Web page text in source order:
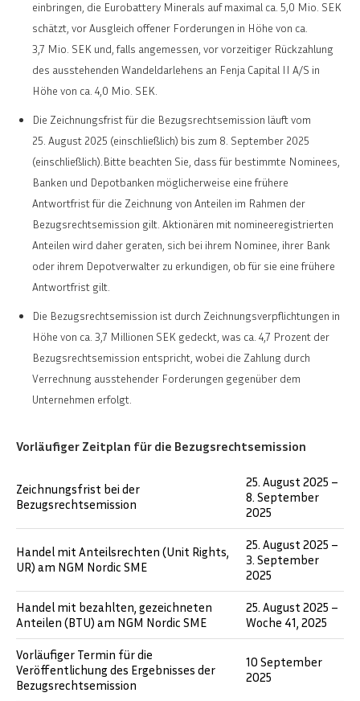
einbringen, die Eurobattery Minerals auf maximal ca. 5,0 Mio. SEK
schätzt, vor Ausgleich offener Forderungen in Höhe von ca.
3,7 Mio. SEK und, falls angemessen, vor vorzeitiger Rückzahlung
des ausstehenden Wandeldarlehens an Fenja Capital II A/S in
Höhe von ca. 4,0 Mio. SEK.
Die Zeichnungsfrist für die Bezugsrechtsemission läuft vom
25. August 2025 (einschließlich) bis zum 8. September 2025
(einschließlich).Bitte beachten Sie, dass für bestimmte Nominees,
Banken und Depotbanken möglicherweise eine frühere
Antwortfrist für die Zeichnung von Anteilen im Rahmen der
Bezugsrechtsemission gilt. Aktionären mit nomineeregistrierten
Anteilen wird daher geraten, sich bei ihrem Nominee, ihrer Bank
oder ihrem Depotverwalter zu erkundigen, ob für sie eine frühere
Antwortfrist gilt.
Die Bezugsrechtsemission ist durch Zeichnungsverpflichtungen in
Höhe von ca. 3,7 Millionen SEK gedeckt, was ca. 4,7 Prozent der
Bezugsrechtsemission entspricht, wobei die Zahlung durch
Verrechnung ausstehender Forderungen gegenüber dem
Unternehmen erfolgt.
Vorläufiger Zeitplan für die Bezugsrechtsemission
Zeichnungsfrist bei der
Bezugsrechtsemission
25. August 2025 –
8. September
2025
Handel mit Anteilsrechten (Unit Rights,
UR) am NGM Nordic SME
25. August 2025 –
3. September
2025
Handel mit bezahlten, gezeichneten
Anteilen (BTU) am NGM Nordic SME
25. August 2025 –
Woche 41, 2025
Vorläufiger Termin für die
Veröffentlichung des Ergebnisses der
Bezugsrechtsemission
10 September
2025